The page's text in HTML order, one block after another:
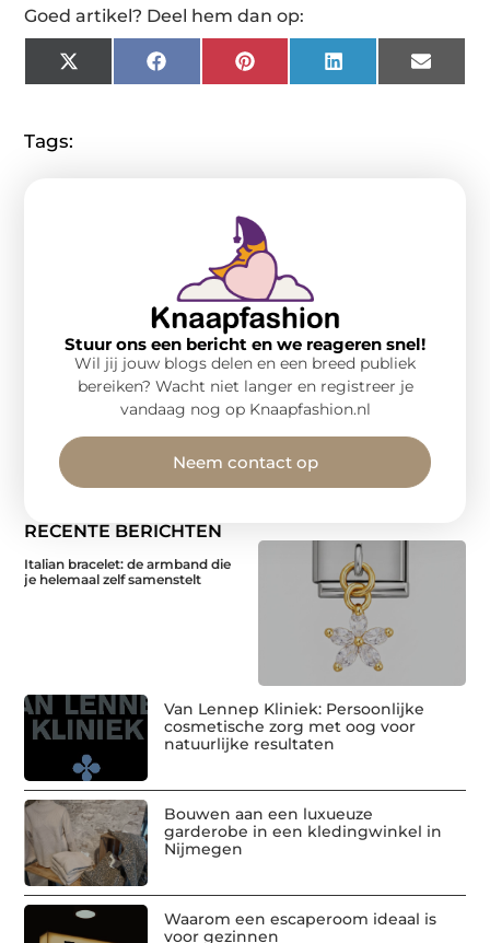
Goed artikel? Deel hem dan op:
X
(Twitter)
FacebookPinterestLinkedInEmail
Tags:
RECENTE BERICHTEN
Italian bracelet: de armband die
je helemaal zelf samenstelt
Van Lennep Kliniek: Persoonlijke
cosmetische zorg met oog voor
natuurlijke resultaten
Bouwen aan een luxueuze
garderobe in een kledingwinkel in
Nijmegen
Waarom een escaperoom ideaal is
voor gezinnen
Stuur ons een bericht en we reageren snel!
Wil jij jouw blogs delen en een breed publiek
bereiken? Wacht niet langer en registreer je
vandaag nog op Knaapfashion.nl
Neem contact op